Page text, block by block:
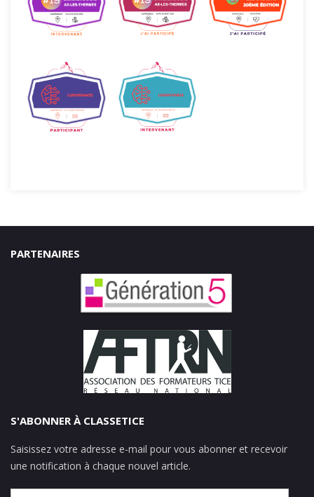
PARTENAIRES
S'ABONNER À CLASSETICE
Saisissez votre adresse e-mail pour vous abonner et recevoir
une notification à chaque nouvel article.